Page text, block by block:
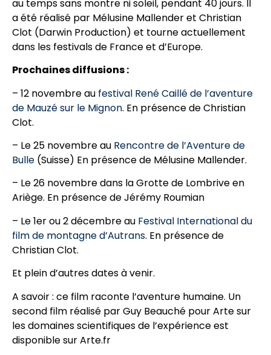
au temps sans montre ni soleil, pendant 40 jours. Il
a été réalisé par Mélusine Mallender et Christian
Clot (Darwin Production) et tourne actuellement
dans les festivals de France et d’Europe.
Prochaines diffusions :
– 12 novembre au festival René Caillé de l’aventure
de Mauzé sur le Mignon. En présence de Christian
Clot.
– Le 25 novembre au Rencontre de l’Aventure de
Bulle (Suisse) En présence de Mélusine Mallender.
– Le 26 novembre dans la Grotte de Lombrive en
Ariège. En présence de Jérémy Roumian
– Le 1er ou 2 décembre au Festival International du
film de montagne d’Autrans. En présence de
Christian Clot.
Et plein d’autres dates à venir.
A savoir : ce film raconte l’aventure humaine. Un
second film réalisé par Guy Beauché pour Arte sur
les domaines scientifiques de l’expérience est
disponible sur Arte.fr